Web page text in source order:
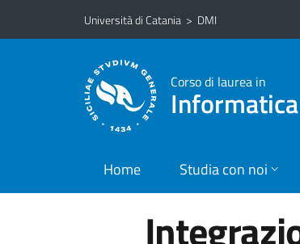
Vai al contenuto principale
Vai al menu di navigazione
Università di Catania > DMI
Corso di laurea in
Informatica
Home Studia con noi